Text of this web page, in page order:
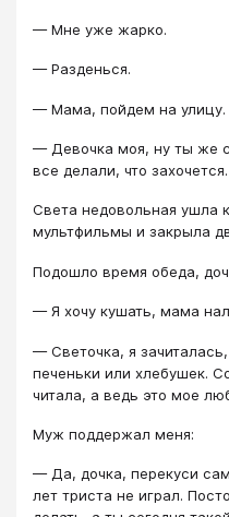
— Мне уже жарко.
— Разденься.
— Мама, пойдем на улицу.
— Девочка моя, ну ты же
все делали, что захочется.
Света недовольная ушла
мультфильмы и закрыла
Подошло время обеда,
— Я хочу кушать, мама
— Светочка, я
печеньки или хлебушек.
читала, а ведь это мое
Муж поддержал меня:
— Да, дочка, перекуси
лет триста не играл.